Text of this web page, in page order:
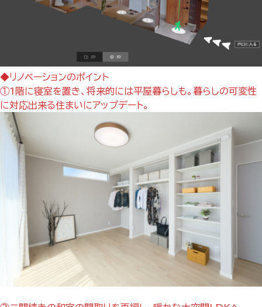
◆リノベーションのポイント
①1階に寝室を置き、将来的には平屋暮らしも。暮らしの可変性
に対応出来る住まいにアップデート。